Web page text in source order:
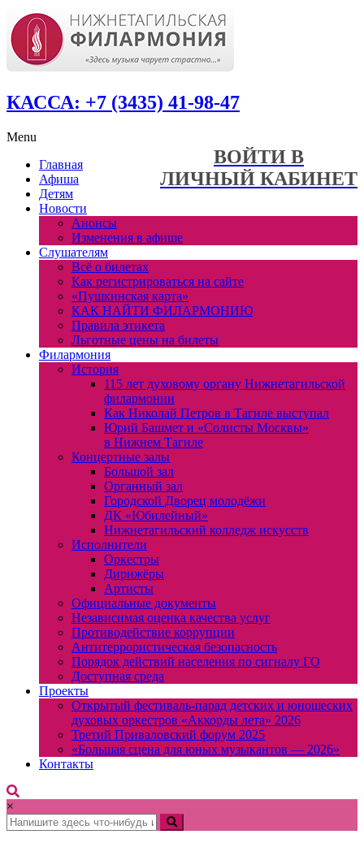
КАССА: +7 (3435) 41-98-47
ВОЙТИ В
ЛИЧНЫЙ КАБИНЕТ
Menu
Главная
Афиша
Детям
Новости
Анонсы
Изменения в афише
Слушателям
Всё о билетах
Как регистрироваться на сайте
«Пушкинская карта»
КАК НАЙТИ ФИЛАРМОНИЮ
Правила этикета
Льготные цены на билеты
Филармония
История
115 лет духовому органу Нижнетагильской
филармонии
Как Николай Петров в Тагиле выступал
Юрий Башмет и «Солисты Москвы»
в Нижнем Тагиле
Концертные залы
Большой зал
Органный зал
Городской Дворец молодёжи
ДК «Юбилейный»
Нижнетагильский колледж искусств
Исполнители
Оркестры
Дирижёры
Артисты
Официальные документы
Независимая оценка качества услуг
Противодействие коррупции
Антитеррористическая безопасность
Порядок действий населения по сигналу ГО
Доступная среда
Проекты
Открытый фестиваль-парад детских и юношеских
духовых оркестров «Аккорды лета» 2026
Третий Приваловский форум 2025
«Большая сцена для юных музыкантов — 2026»
Контакты
×